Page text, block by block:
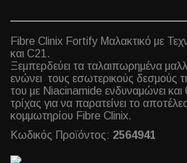
Fibre Clinix Fortify Μαλακτικό με
και C21.
Ξεμπερδεύει τα ταλαιπωρημένα
ενώνει τους εσωτερικούς δεσμούς
του με Niacinamide ενδυναμώνει και
τρίχας για να παρατείνει το
κομμωτηρίου Fibre Clinix.
Κωδικός Προϊόντος: 2564941